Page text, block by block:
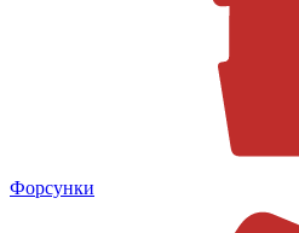
Форсунки